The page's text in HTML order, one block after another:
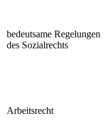
bedeutsame Regelungen
des Sozialrechts
Arbeitsrecht